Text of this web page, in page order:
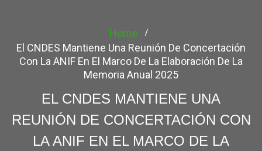
Home
El CNDES Mantiene Una Reunión De Concertación
Con La ANIF En El Marco De La Elaboración De La
Memoria Anual 2025
EL CNDES MANTIENE UNA
REUNIÓN DE CONCERTACIÓN CON
LA ANIF EN EL MARCO DE LA